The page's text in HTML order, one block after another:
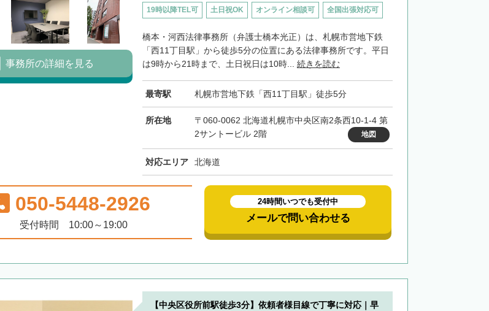
19時以降TEL可 土日祝OK オンライン相談可 全国出張対応可
橋本・河西法律事務所（弁護士橋本光正）は、札幌市営地下鉄
「西11丁目駅」から徒歩5分の位置にある法律事務所です。平日
は9時から21時まで、土日祝日は10時... 続きを読む
最寄駅 札幌市営地下鉄「西11丁目駅」徒歩5分
所在地
〒060-0062 北海道札幌市中央区南2条西10-1-4 第
2サントービル 2階
地図
対応エリア 北海道
事務所の詳細を見る
050-5448-2926
受付時間 10:00～19:00
24時間いつでも受付中
メールで問い合わせる
【中央区役所前駅徒歩3分】依頼者様目線で丁寧に対応｜早